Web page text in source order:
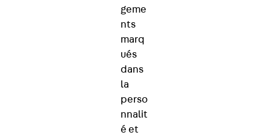
geme
nts
marq
ués
dans
la
perso
nnalit
é et